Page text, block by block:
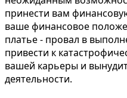
принести вам
ваше финансовое
платье - провал в
привести к
вашей карьеры и
деятельности.